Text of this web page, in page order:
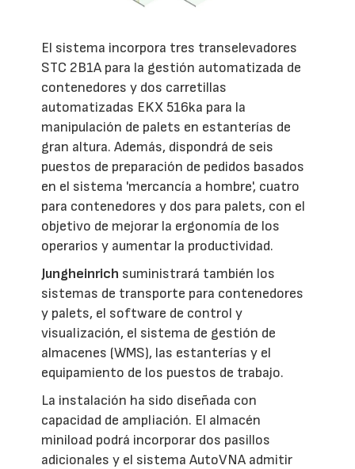
El sistema incorpora tres transelevadores
STC 2B1A para la gestión automatizada de
contenedores y dos carretillas
automatizadas EKX 516ka para la
manipulación de palets en estanterías de
gran altura. Además, dispondrá de seis
puestos de preparación de pedidos basados
en el sistema 'mercancía a hombre', cuatro
para contenedores y dos para palets, con el
objetivo de mejorar la ergonomía de los
operarios y aumentar la productividad.
Jungheinrich suministrará también los
sistemas de transporte para contenedores
y palets, el software de control y
visualización, el sistema de gestión de
almacenes (WMS), las estanterías y el
equipamiento de los puestos de trabajo.
La instalación ha sido diseñada con
capacidad de ampliación. El almacén
miniload podrá incorporar dos pasillos
adicionales y el sistema AutoVNA admitir